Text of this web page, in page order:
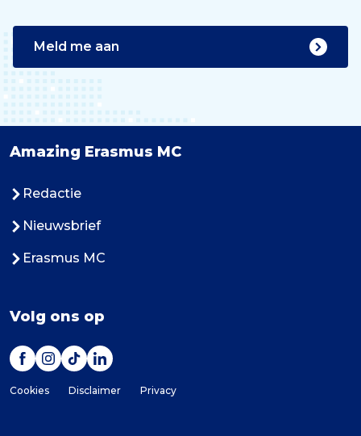
Meld me aan
Amazing Erasmus MC
Redactie
Nieuwsbrief
Erasmus MC
Volg ons op
Cookies Disclaimer Privacy